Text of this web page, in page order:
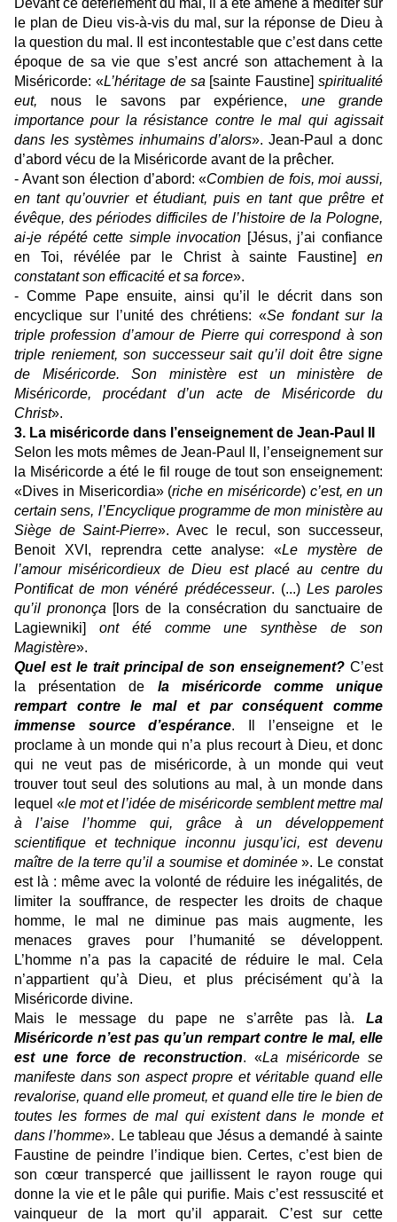
le plan de Dieu vis-à-vis du mal, sur la réponse de Dieu à
la question du mal. Il est incontestable que c’est dans cette
époque de sa vie que s’est ancré son attachement à la
Miséricorde: «L’héritage de sa [sainte Faustine]spiritualité
eut, nous le savons par expérience, une grande
importance pour la résistance contre le mal qui agissait
dans les systèmes inhumains d’alors». Jean-Paul a donc
d’abord vécu de la Miséricorde avant de la prêcher.
- Avant son élection d’abord: «Combien de fois, moi aussi,
en tant qu’ouvrier et étudiant, puis en tant que prêtre et
évêque, des périodes difficiles de l’histoire de la Pologne,
ai-je répété cette simple invocation [Jésus, j’ai confiance
en Toi, révélée par le Christ à sainte Faustine]
en
constatant son efficacité et sa force».
- Comme Pape ensuite, ainsi qu’il le décrit dans son
encyclique sur l’unité des chrétiens: «Se fondant sur la
triple profession d’amour de Pierre qui correspond à son
triple reniement, son successeur sait qu’il doit être signe
de Miséricorde. Son ministère est un ministère de
Miséricorde, procédant d’un acte de Miséricorde du
Christ».
3. La miséricorde dans l’enseignement de Jean-Paul II
Selon les mots mêmes de Jean-Paul II, l’enseignement sur
la Miséricorde a été le fil rouge de tout son enseignement:
«Dives in Misericordia» (riche en miséricorde) c’est, en un
certain sens, l’Encyclique programme de mon ministère au
Siège de Saint-Pierre». Avec le recul, son successeur,
Benoit XVI, reprendra cette analyse: «Le mystère de
l’amour miséricordieux de Dieu est placé au centre du
Pontificat de mon vénéré prédécesseur. (...) Les paroles
qu’il prononça [lors de la consécration du sanctuaire de
Lagiewniki] ont été comme une synthèse de son
Magistère».
Quel est le trait principal de son enseignement? C’est
la présentation de la miséricorde comme unique
rempart contre le mal et par conséquent comme
immense source d’espérance. Il l’enseigne et le
proclame à un monde qui n’a plus recourt à Dieu, et donc
qui ne veut pas de miséricorde, à un monde qui veut
trouver tout seul des solutions au mal, à un monde dans
lequel «le mot et l’idée de miséricorde semblent mettre mal
à l’aise l’homme qui, grâce à un développement
scientifique et technique inconnu jusqu’ici, est devenu
maître de la terre qu’il a soumise et dominée». Le constat
est là : même avec la volonté de réduire les inégalités, de
limiter la souffrance, de respecter les droits de chaque
homme, le mal ne diminue pas mais augmente, les
menaces graves pour l’humanité se développent.
L’homme n’a pas la capacité de réduire le mal. Cela
n’appartient qu’à Dieu, et plus précisément qu’à la
Miséricorde divine.
Mais le message du pape ne s’arrête pas là. La
Miséricorde n’est pas qu’un rempart contre le mal, elle
est une force de reconstruction. «La miséricorde se
manifeste dans son aspect propre et véritable quand elle
revalorise, quand elle promeut, et quand elle tire le bien de
toutes les formes de mal qui existent dans le monde et
dans l’homme». Le tableau que Jésus a demandé à sainte
Faustine de peindre l’indique bien. Certes, c’est bien de
son cœur transpercé que jaillissent le rayon rouge qui
donne la vie et le pâle qui purifie. Mais c’est ressuscité et
vainqueur de la mort qu’il apparait. C’est sur cette